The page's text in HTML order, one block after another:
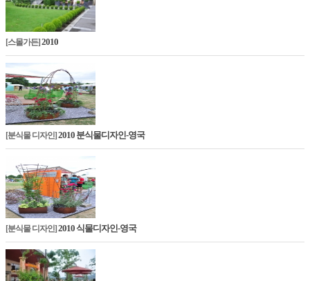
[스몰가든]2010
[분식물 디자인]2010 분식물디자인-영국
[분식물 디자인]2010 식물디자인-영국